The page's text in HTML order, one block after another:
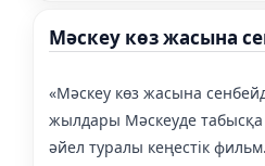
Мәскеу көз жасына
«Мәскеу көз жасына
жылдары Мәскеуде табысқа
әйел туралы кеңестік